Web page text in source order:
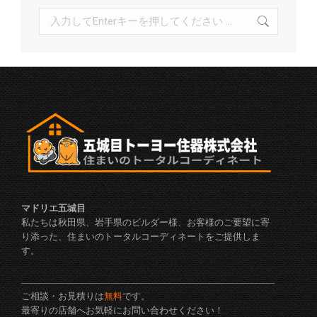
マドリエ五城目
私たちは秋田県、岩手県のビルダー様、お客様のご要望に寄
り添った、住まいのトータルコーディネートをご提供しま
す。
ご相談・お見積りは無料です。
最寄りの店舗へお気軽にお問い合わせください！